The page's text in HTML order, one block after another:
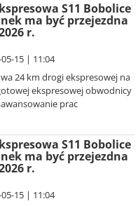
S11 Bobolice
ma być przejezdna
r.
15 | 11:04
24 km drogi ekspresowej na
ekspresowej obwodnicy
prac
S11 Bobolice
ma być przejezdna
r.
15 | 11:04